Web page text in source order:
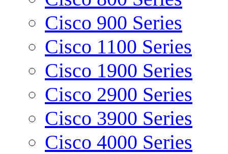
Cisco 900 Series
Cisco 1100 Series
Cisco 1900 Series
Cisco 2900 Series
Cisco 3900 Series
Cisco 4000 Series